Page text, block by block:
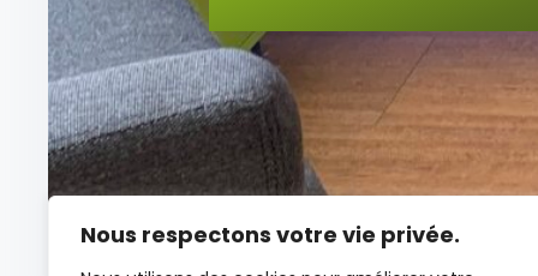
Nous respectons votre vie privée.